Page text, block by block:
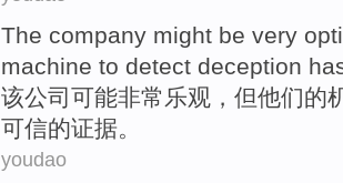
The company might be very
machine to detect deception
该公司 可能非常 乐观 ， 但他们的
可信的证据。
youdao